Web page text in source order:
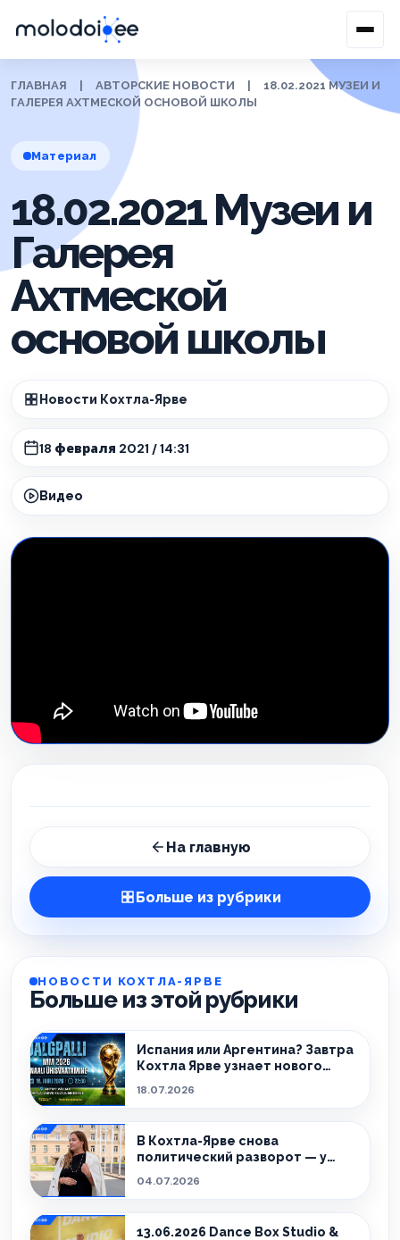
ГЛАВНАЯ АВТОРСКИЕ НОВОСТИ
18.02.2021 МУЗЕИ И
ГАЛЕРЕЯ АХТМЕСКОЙ ОСНОВОЙ ШКОЛЫ
Материал
18.02.2021 Музеи и
Галерея
Ахтмеской
основой школы
Новости Кохтла-Ярве
18 февраля 2021 / 14:31
Видео
На главную
Больше из рубрики
НОВОСТИ КОХТЛА-ЯРВЕ
Больше из этой рубрики
Испания или Аргентина? Завтра
Кохтла Ярве узнает нового
18.07.2026
В Кохтла-Ярве снова
политический разворот — у
04.07.2026
13.06.2026 Dance Box Studio &